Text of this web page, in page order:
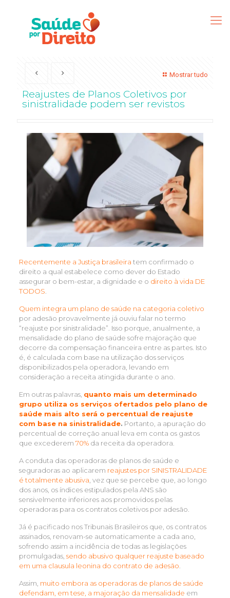
Mostrar tudo
Reajustes de Planos Coletivos por
sinistralidade podem ser revistos
Recentemente a Justiça brasileira tem confirmado o
direito a qual estabelece como dever do Estado
assegurar o bem-estar, a dignidade e o direito à vida DE
TODOS.
Quem integra um plano de saúde na categoria coletivo
por adesão provavelmente já ouviu falar no termo
“reajuste por sinistralidade”. Isso porque, anualmente, a
mensalidade do plano de saúde sofre majoração que
decorre da compensação financeira entre as partes. Isto
é, é calculada com base na utilização dos serviços
disponibilizados pela operadora, levando em
consideração a receita atingida durante o ano.
Em outras palavras, quanto mais um determinado
grupo utiliza os serviços ofertados pelo plano de
saúde mais alto será o percentual de reajuste
com base na sinistralidade. Portanto, a apuração do
percentual de correção anual leva em conta os gastos
que excederem 70%da receita da operadora.
A conduta das operadoras de planos de saúde e
seguradoras ao aplicarem reajustes por SINISTRALIDADE
é totalmente abusiva, vez que se percebe que, ao longo
dos anos, os índices estipulados pela ANS são
sensivelmente inferiores aos promovidos pelas
operadoras para os contratos coletivos por adesão.
Já é pacificado nos Tribunais Brasileiros que, os contratos
assinados, renovam-se automaticamente a cada ano,
sofrendo assim a incidência de todas as legislações
promulgadas, sendo abusivo qualquer reajuste baseado
em uma clausula leonina do contrato de adesão.
Assim, muito embora as operadoras de planos de saúde
defendam, em tese, a majoração da mensalidade em